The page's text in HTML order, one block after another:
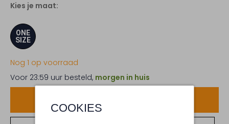
COOKIES
Kies je maat:
ONE
SIZE
Nog 1 op voorraad
Voor 23:59 uur besteld, morgen in huis